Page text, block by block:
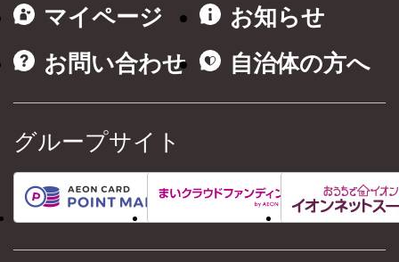
マイページ
お知らせ
お問い合わせ
自治体の方へ
グループサイト